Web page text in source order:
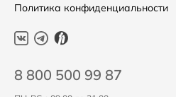
Политика конфиденциальности
8 800 500 99 87